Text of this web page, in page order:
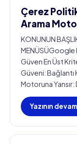
Çerez
Arama
KONUNUN
MENÜSÜGoogle
Güven En Üst
Güveni: Bağlantı
Motoruna Yansır:
Yazının